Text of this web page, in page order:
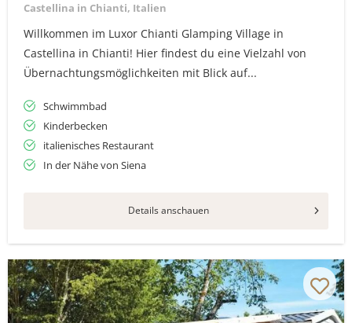
Castellina in Chianti, Italien
Willkommen im Luxor Chianti Glamping Village in
Castellina in Chianti! Hier findest du eine Vielzahl von
Übernachtungsmöglichkeiten mit Blick auf...
Schwimmbad
Kinderbecken
italienisches Restaurant
In der Nähe von Siena
Details anschauen